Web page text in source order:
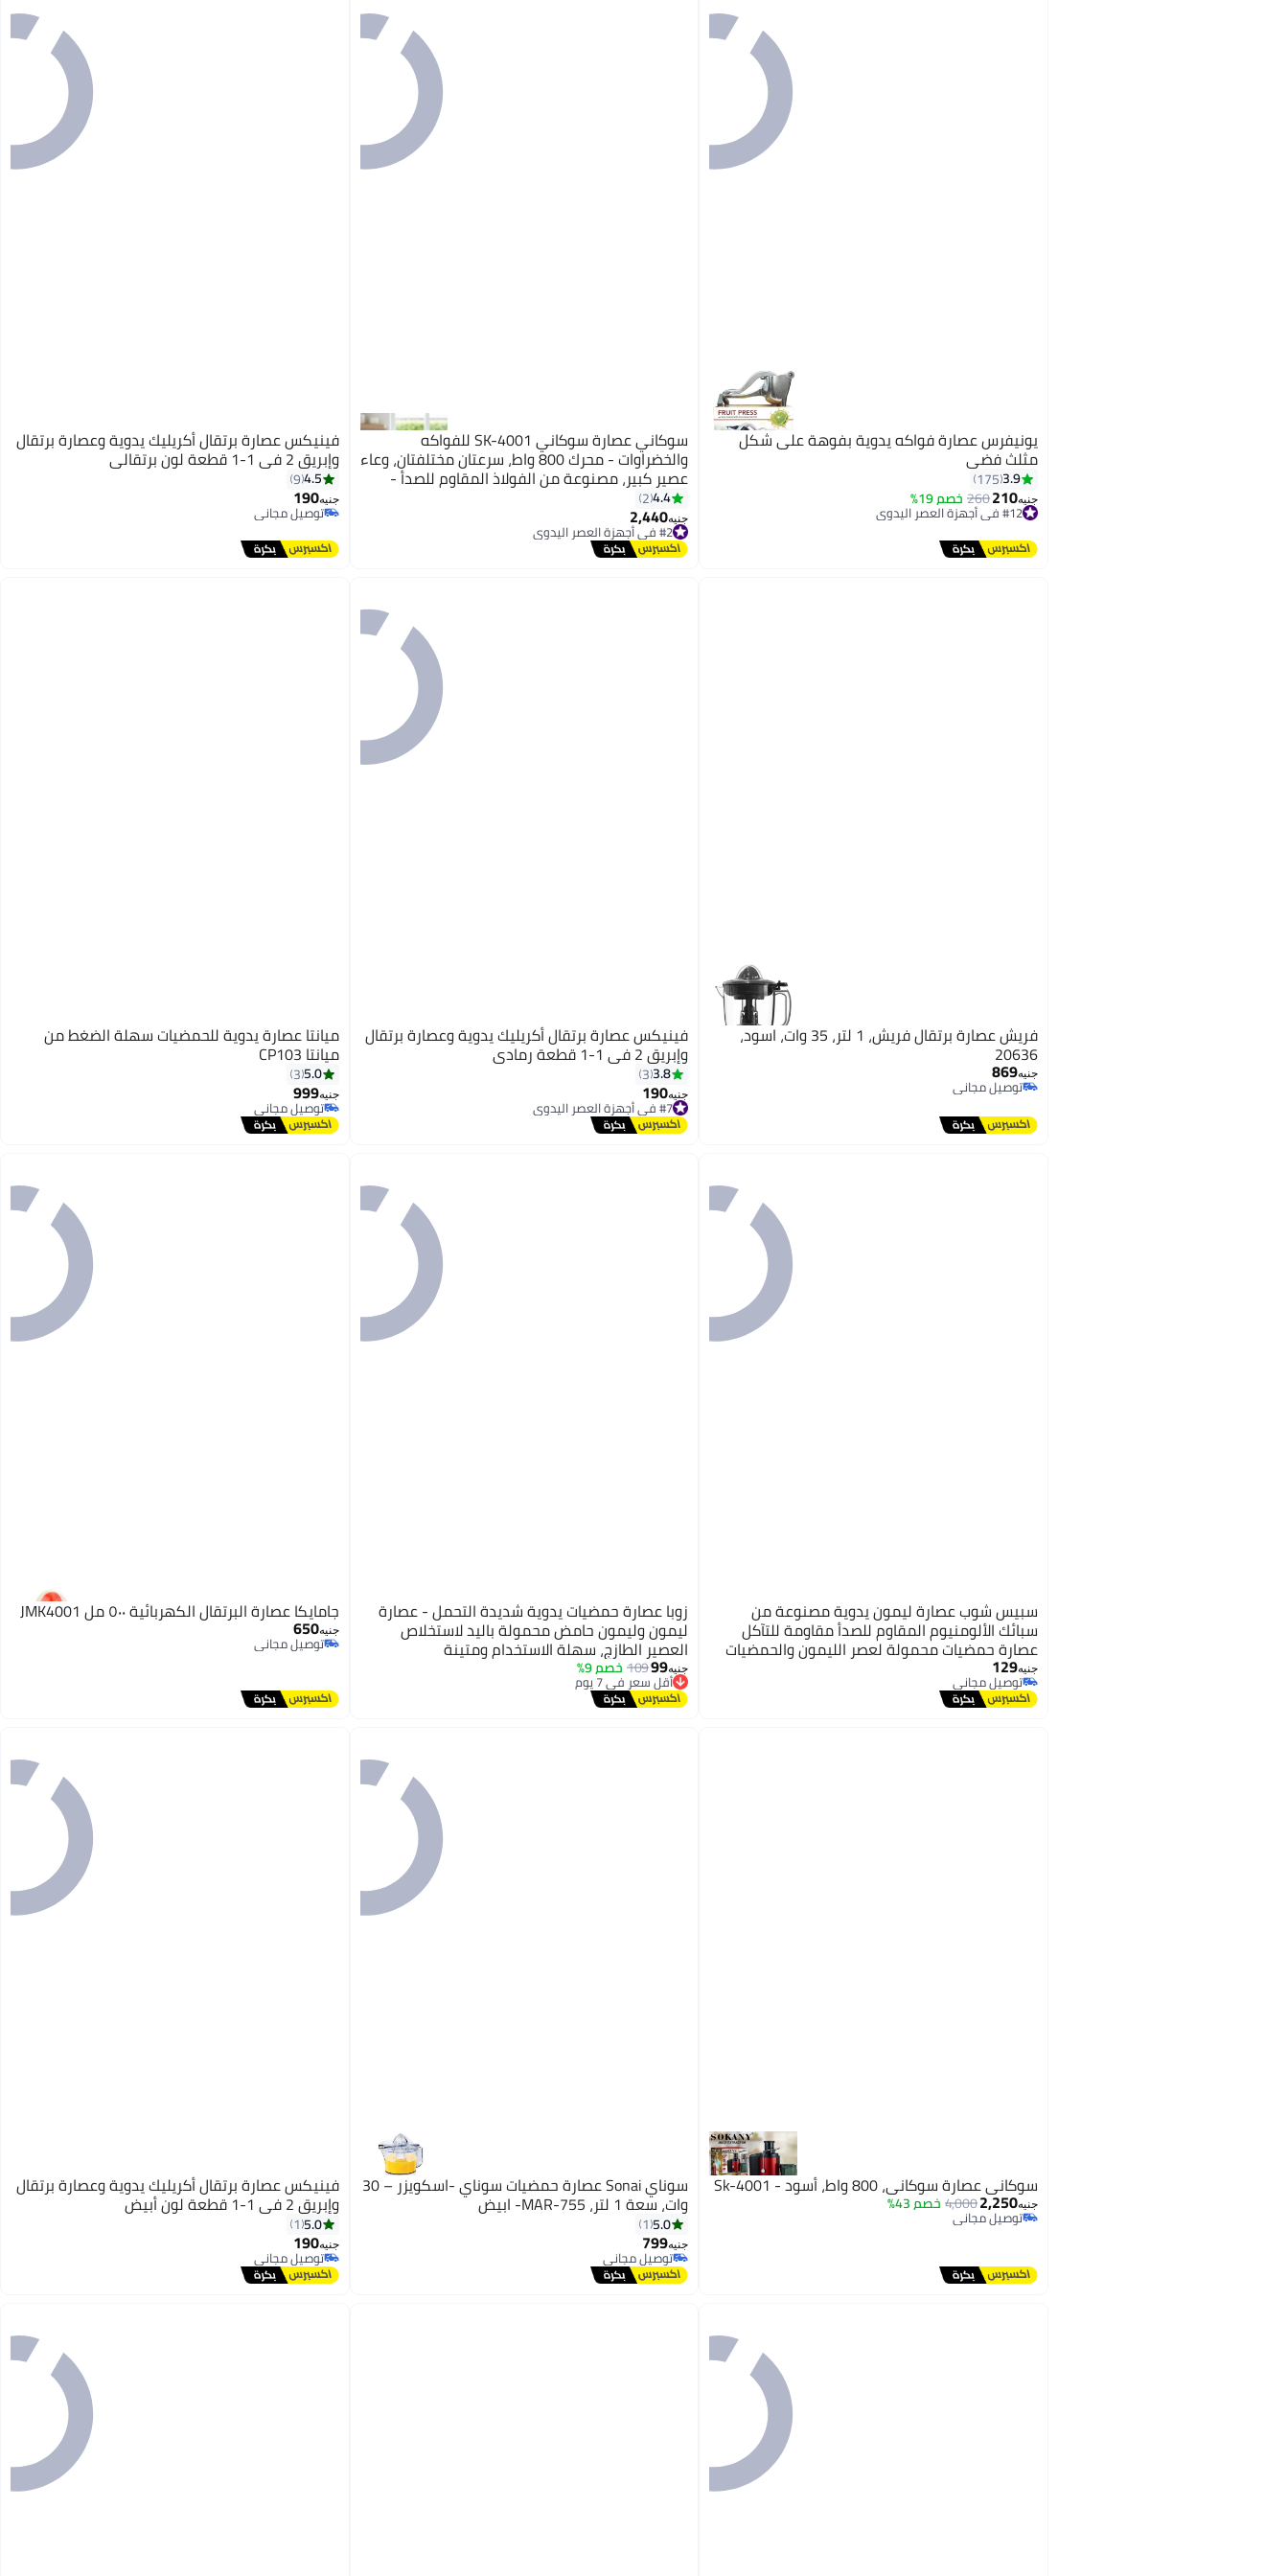
يونيفرس عصارة فواكه يدوية بفوهة على شكل
مثلث فضي
3.9
175
جنيه210
260 خصم 19%
#12 في أجهزة العصر اليدوي
توصيل مجاني
#12 في أجهزة العصر اليدوي
سوكاني عصارة سوكاني SK-4001 للفواكه
والخضراوات - محرك 800 واط، سرعتان مختلفتان، وعاء
عصير كبير، مصنوعة من الفولاذ المقاوم للصدأ -
أحمر وأسود
4.4
2
جنيه2,440
#2 في أجهزة العصر اليدوي
توصيل مجاني
#2 في أجهزة العصر اليدوي
فينيكس عصارة برتقال أكريليك يدوية وعصارة برتقال
وإبريق 2 في 1-1 قطعة لون برتقالي
4.5
9
جنيه190
توصيل مجاني
توصيل مجاني
فريش عصارة برتقال فريش، 1 لتر، 35 وات، اسود،
20636
جنيه869
توصيل مجاني
توصيل مجاني
فينيكس عصارة برتقال أكريليك يدوية وعصارة برتقال
وإبريق 2 في 1-1 قطعة رمادي
3.8
3
جنيه190
#7 في أجهزة العصر اليدوي
توصيل مجاني
#7 في أجهزة العصر اليدوي
ميانتا عصارة يدوية للحمضيات سهلة الضغط من
ميانتا CP103
5.0
3
جنيه999
توصيل مجاني
توصيل مجاني
سبيس شوب عصارة ليمون يدوية مصنوعة من
سبائك الألومنيوم المقاوم للصدأ مقاومة للتآكل
عصارة حمضيات محمولة لعصر الليمون والحمضيات
جنيه129
توصيل مجاني
توصيل مجاني
زوبا عصارة حمضيات يدوية شديدة التحمل - عصارة
ليمون وليمون حامض محمولة باليد لاستخلاص
العصير الطازج، سهلة الاستخدام ومتينة
جنيه99
109خصم 9%
أقل سعر في 7 يوم
توصيل مجاني
أقل سعر في 7 يوم
جامايكا عصارة البرتقال الكهربائية ٥٠٠ مل JMK4001
جنيه650
توصيل مجاني
توصيل مجاني
سوكاني عصارة سوكاني، 800 واط، أسود - Sk-4001
جنيه2,250
4,000خصم 43%
توصيل مجاني
سوناي Sonai عصارة حمضيات سوناي -اسكويزر – 30
وات، سعة 1 لتر، MAR-755- ابيض
5.0
1
جنيه799
توصيل مجاني
توصيل مجاني
فينيكس عصارة برتقال أكريليك يدوية وعصارة برتقال
وإبريق 2 في 1-1 قطعة لون أبيض
5.0
1
جنيه190
توصيل مجاني
توصيل مجاني